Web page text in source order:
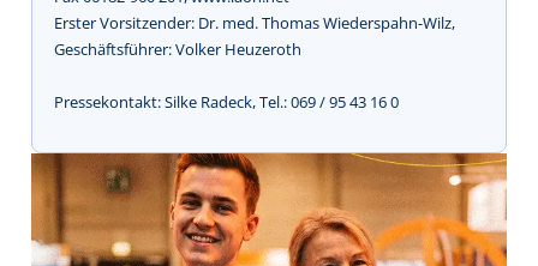
Erster Vorsitzender: Dr. med. Thomas Wiederspahn-Wilz,
Geschäftsführer: Volker Heuzeroth
Pressekontakt: Silke Radeck, Tel.: 069 / 95 43 16 0